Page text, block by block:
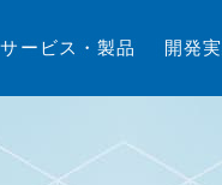
サ ー ビス ・製品 開発実